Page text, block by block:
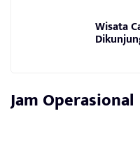
Wisata
Jam Operasional